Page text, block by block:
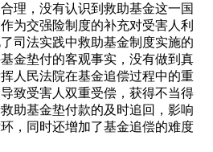
理，没有认识到救助基金这一国
为交强险制度的补充对受害人利
司法实践中救助基金制度实施的
金垫付的客观事实，没有做到真
人民法院在基金追偿过程中的重
致受害人双重受偿，获得不当得
助基金垫付款的及时追回，影响
，同时还增加了基金追偿的难度